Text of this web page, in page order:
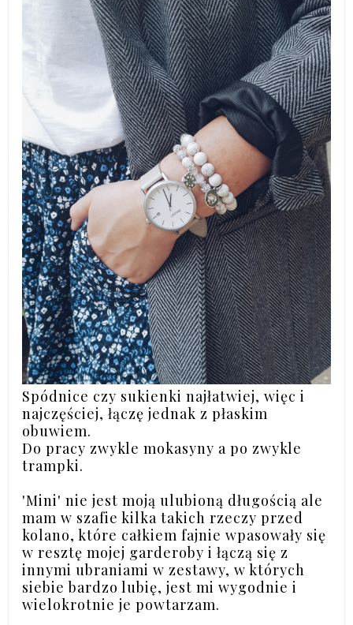
Spódnice czy sukienki najłatwiej, więc i
najczęściej, łączę jednak z płaskim
obuwiem.
Do pracy zwykle mokasyny a po zwykle
trampki.
'Mini' nie jest moją ulubioną długością ale
mam w szafie kilka takich rzeczy przed
kolano, które całkiem fajnie wpasowały się
w resztę mojej garderoby i łączą się z
innymi ubraniami w zestawy, w których
siebie bardzo lubię, jest mi wygodnie i
wielokrotnie je powtarzam.